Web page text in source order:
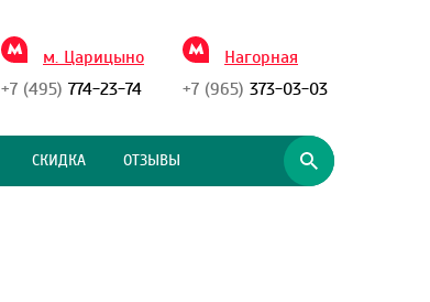
м. Царицыно
+7 (495) 774-23-74
Нагорная
+7 (965) 373-03-03
СКИДКА ОТЗЫВЫ